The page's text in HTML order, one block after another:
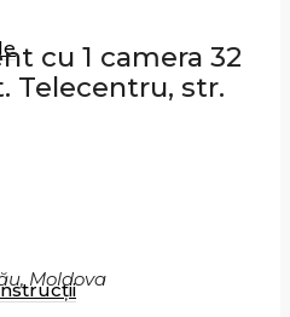
cu 1 camera 32
Telecentru, str.
Moldova